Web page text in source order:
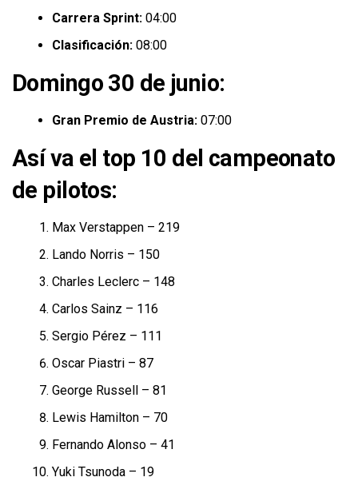
Carrera Sprint: 04:00
Clasificación: 08:00
Domingo 30 de junio:
Gran Premio de Austria: 07:00
Así va el top 10 del campeonato
de pilotos:
Max Verstappen – 219
Lando Norris – 150
Charles Leclerc – 148
Carlos Sainz – 116
Sergio Pérez – 111
Oscar Piastri – 87
George Russell – 81
Lewis Hamilton – 70
Fernando Alonso – 41
Yuki Tsunoda – 19